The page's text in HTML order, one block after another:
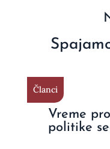
Članci
Vreme
politike